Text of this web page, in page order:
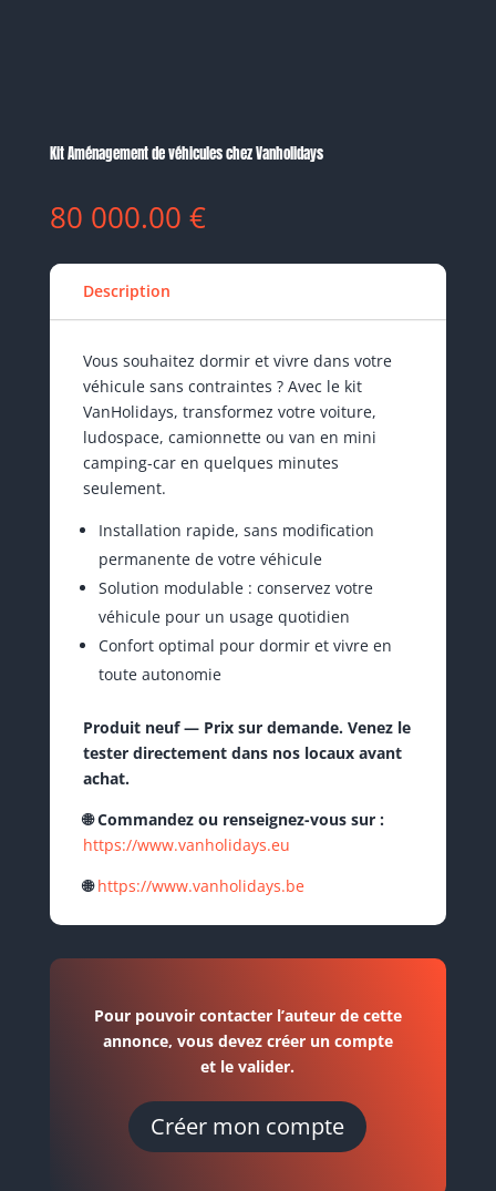
Kit Aménagement de véhicules chez Vanholidays
80 000.00 €
Description
Vous souhaitez dormir et vivre dans votre
véhicule sans contraintes ? Avec le kit
VanHolidays, transformez votre voiture,
ludospace, camionnette ou van en mini
camping-car en quelques minutes
seulement.
Installation rapide, sans modification
permanente de votre véhicule
Solution modulable : conservez votre
véhicule pour un usage quotidien
Confort optimal pour dormir et vivre en
toute autonomie
Produit neuf — Prix sur demande. Venez le
tester directement dans nos locaux avant
achat.
🌐 Commandez ou renseignez-vous sur :
https://www.vanholidays.eu
🌐https://www.vanholidays.be
Pour pouvoir contacter l’auteur de cette
annonce, vous devez créer un compte
et le valider.
Créer mon compte